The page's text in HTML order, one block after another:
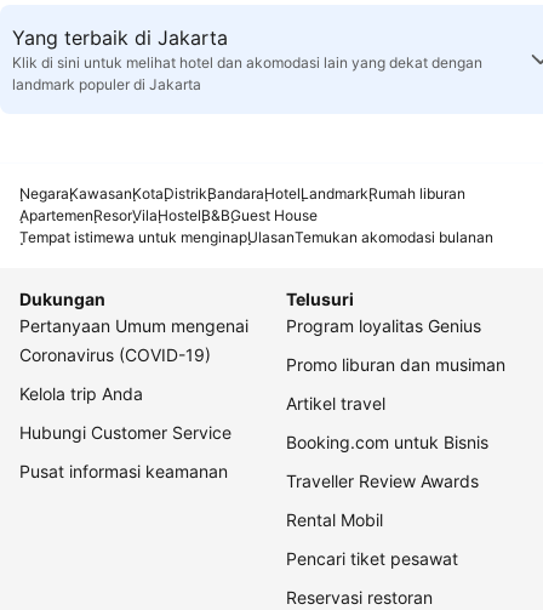
Yang terbaik di Jakarta
Klik di sini untuk melihat hotel dan akomodasi lain yang dekat dengan
landmark populer di Jakarta
NegaraKawasanKotaDistrikBandaraHotelLandmarkRumah liburan
ApartemenResorVilaHostelB&BGuest House
Tempat istimewa untuk menginapUlasanTemukan akomodasi bulanan
Dukungan
Pertanyaan Umum mengenai
Coronavirus (COVID-19)
Kelola trip Anda
Hubungi Customer Service
Pusat informasi keamanan
Telusuri
Program loyalitas Genius
Promo liburan dan musiman
Artikel travel
Booking.com untuk Bisnis
Traveller Review Awards
Rental Mobil
Pencari tiket pesawat
Reservasi restoran